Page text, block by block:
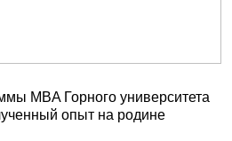
MBA Горного университета
опыт на родине